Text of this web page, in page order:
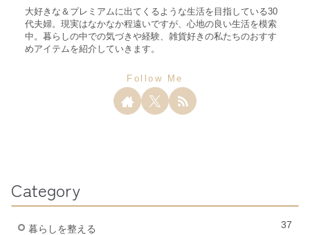
大好きな＆プレミアムに出てくるような生活を目指している30
代夫婦。現実はなかなか程遠いですが、心地の良い生活を模索
中。暮らしの中での気づきや経験、雑貨好きの私たちのおすす
めアイテムを紹介していきます。
Category
暮らしを整える 37